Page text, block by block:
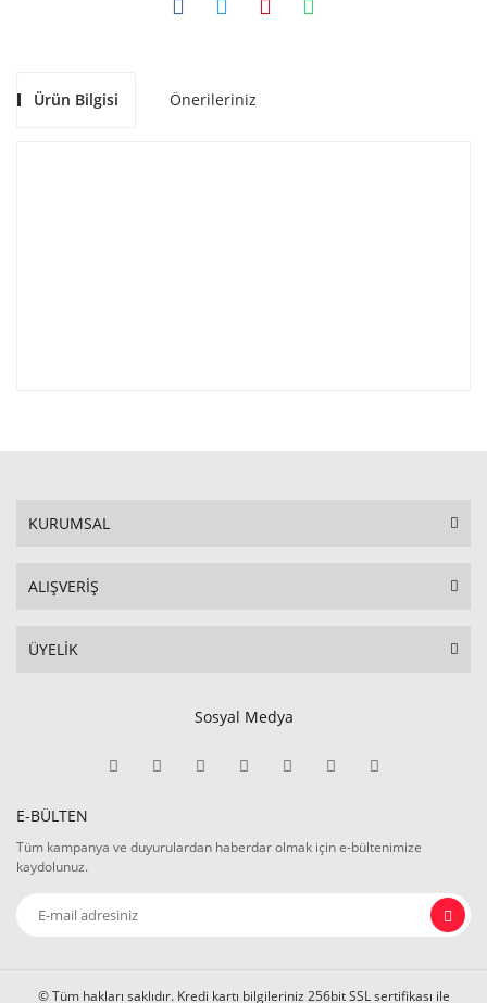
Ürün Bilgisi Önerileriniz
KURUMSAL
ALIŞVERİŞ
ÜYELİK
Sosyal Medya
E-BÜLTEN
Tüm kampanya ve duyurulardan haberdar olmak için e-bültenimize
kaydolunuz.
© Tüm hakları saklıdır. Kredi kartı bilgileriniz 256bit SSL sertifikası ile